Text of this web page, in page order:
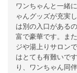
ワンちゃんと一緒
ゃんグッズが充実
は別の入口がある
富で豪華です。ま
ジや湯上りサロン
はとても有難いで
り、ワンちゃん同